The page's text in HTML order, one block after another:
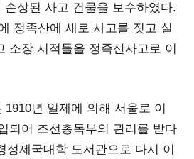
손상된 사고 건물을 보수하였다.
정족산에 새로 사고를 짓고 실
소장 서적들을 정족산사고로 이
년 일제에 의해 서울로 이
되어 조선총독부의 관리를 받다
성제국대학 도서관으로 다시 이